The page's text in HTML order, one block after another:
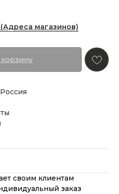
магазинов)
своим клиентам
заказ